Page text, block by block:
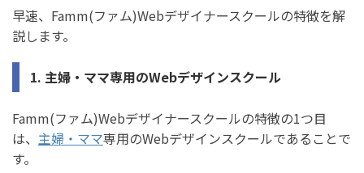
Famm(ファム)Webデザイナースクールのメリット
メリット2. 100種類以上のスキルを習得可能
メリット3. 案件獲得保証で実案件を5件紹介してもらえる
メリット4. 卒業後6ヶ月間は講師に質問し放題
早速、Famm(ファム)Webデザイナースクールの特徴を解
説します。
1. 主婦・ママ専用のWebデザインスクール
Famm(ファム)Webデザイナースクールの特徴の1つ目
は、 主婦・ママ専用のWebデザインスクールであることで
す。